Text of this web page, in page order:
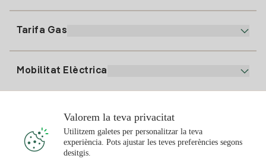
91 919 52 73
clientes@tuiberdrola.es
Alta Gas
Tarifa Gas
Mobilitat Elèctrica
Punts de Recàrrega
T'interessa
Valorem la teva privacitat
Utilitzem galetes per personalitzar la teva
experiència. Pots ajustar les teves preferències segons
desitgis.